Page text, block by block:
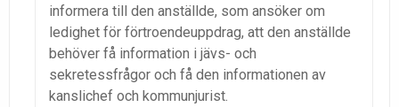
informera till den anställde, som ansöker om
ledighet för förtroendeuppdrag, att den anställde
behöver få information i jävs- och
sekretessfrågor och få den informationen av
kanslichef och kommunjurist.